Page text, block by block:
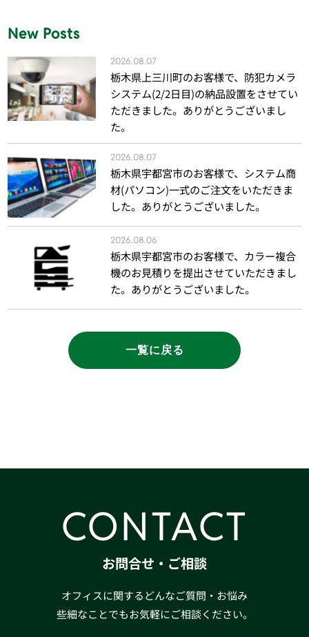
New Posts
2026.08.07
栃木県上三川町のお客様で、防犯カメラ
システム(2/2日目)の納品設置をさせてい
ただきました。ありがとうございまし
た。
2026.08.07
栃木県宇都宮市のお客様で、システム商
材(パソコン)一式のご注文をいただきま
した。ありがとうございました。
2026.08.06
栃木県宇都宮市のお客様で、カラー複合
機のお見積りを提出させていただきまし
た。ありがとうございました。
一覧に戻る
CONTACT
お問合せ・ご相談
オフィスに関するどんなご質問・お悩み
些細なことでもお気軽にご相談ください。